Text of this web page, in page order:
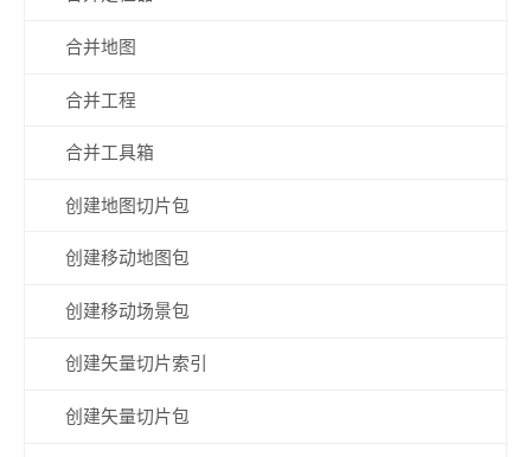
合并地图
合并工程
合并工具箱
创建地图切片包
创建移动地图包
创建移动场景包
创建矢量切片索引
创建矢量切片包